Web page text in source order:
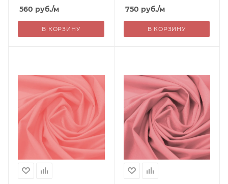
560 руб./м
В КОРЗИНУ
750 руб./м
В КОРЗИНУ